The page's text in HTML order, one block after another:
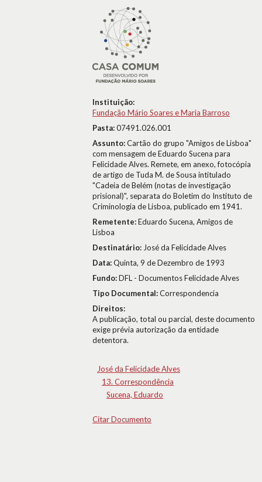
Instituição:
Fundação Mário Soares e Maria Barroso
Pasta:07491.026.001
Assunto:Cartão do grupo "Amigos de Lisboa"
com mensagem de Eduardo Sucena para
Felicidade Alves. Remete, em anexo, fotocópia
de artigo de Tuda M. de Sousa intitulado
"Cadeia de Belém (notas de investigação
prisional)", separata do Boletim do Instituto de
Criminologia de Lisboa, publicado em 1941.
Remetente:Eduardo Sucena, Amigos de
Lisboa
Destinatário: José da Felicidade Alves
Data:Quinta, 9 de Dezembro de 1993
Fundo:DFL - Documentos Felicidade Alves
Tipo Documental:Correspondencia
Direitos:
A publicação, total ou parcial, deste documento
exige prévia autorização da entidade
detentora.
José da Felicidade Alves
13. Correspondência
Sucena, Eduardo
Citar Documento